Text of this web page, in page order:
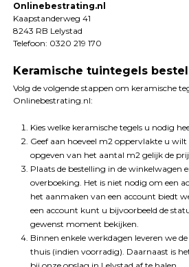
Onlinebestrating.nl
Kaapstanderweg 41
8243 RB Lelystad
Telefoon: 0320 219 170
Keramische tuintegels
Volg de volgende stappen om keramische
Onlinebestrating.nl:
Kies welke keramische tegels u nodig
Geef aan hoeveel m2 oppervlakte u
opgeven van het aantal m2 gelijk de
Plaats de bestelling in de winkelwagen
overboeking. Het is niet nodig om een
het aanmaken van een account biedt
een account kunt u bijvoorbeeld de
gewenst moment bekijken.
Binnen enkele werkdagen leveren we
thuis (indien voorradig). Daarnaast is